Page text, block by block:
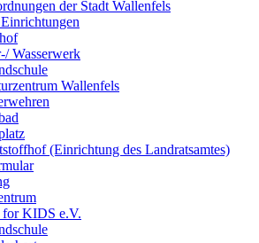
der Stadt Wallenfels
Wasserwerk
Wallenfels
(Einrichtung des Landratsamtes)
KIDS e.V.